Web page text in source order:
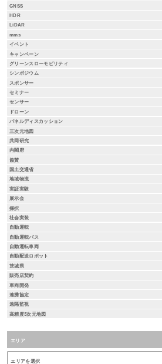
GNSS
HDR
LiDAR
mms
イベント
キャンペーン
グリーンスローモビリティ
シンポジウム
スポンサー
セミナー
センサー
ドローン
パネルディスカッション
三次元地図
共同研究
内閣府
協賛
国土交通省
地域物流
実証実験
展示会
採択
社会実装
自動運転
自動運転バス
自動運転車両
自動配送ロボット
茨城県
販売店契約
車両開発
連携協定
遠隔監視
高精度3次元地図
エリア